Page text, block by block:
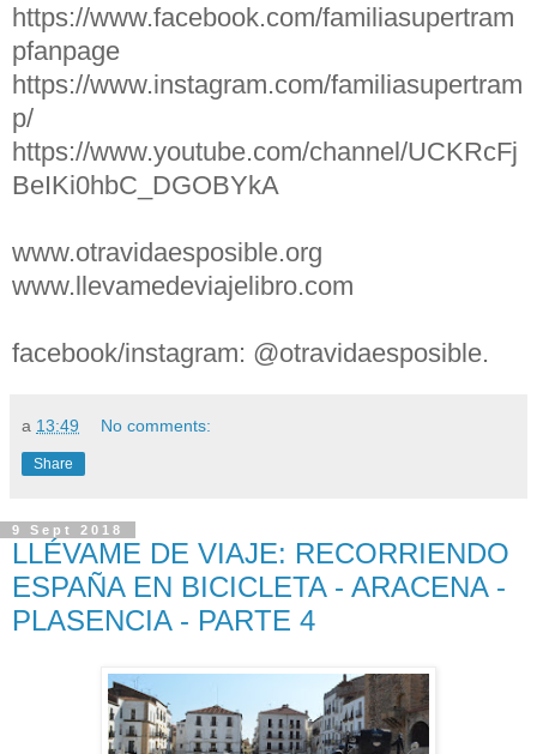
https://www.facebook.com/familiasupertram
pfanpage
https://www.instagram.com/familiasupertram
p/
https://www.youtube.com/channel/UCKRcFj
BeIKi0hbC_DGOBYkA
www.otravidaesposible.org
www.llevamedeviajelibro.com
facebook/instagram: @otravidaesposible.
a 13:49 No comments:
Share
9 Sept 2018
LLÉVAME DE VIAJE: RECORRIENDO
ESPAÑA EN BICICLETA - ARACENA -
PLASENCIA - PARTE 4